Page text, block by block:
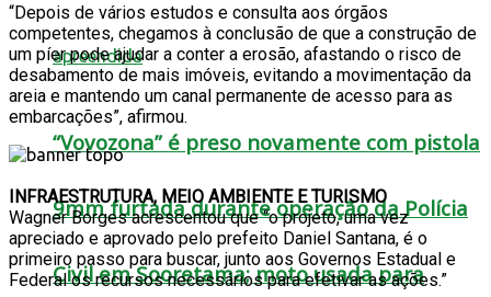
“Vovozona” é preso novamente com pistola
9mm furtada durante operação da Polícia
Civil em Sooretama; moto usada para
“Depois de vários estudos e consulta aos órgãos
competentes, chegamos à conclusão de que a construção de
um píer pode ajudar a conter a erosão, afastando o risco de
desabamento de mais imóveis, evitando a movimentação da
areia e mantendo um canal permanente de acesso para as
embarcações”, afirmou.
INFRAESTRUTURA, MEIO AMBIENTE E TURISMO
Wagner Borges acrescentou que “o projeto, uma vez
apreciado e aprovado pelo prefeito Daniel Santana, é o
primeiro passo para buscar, junto aos Governos Estadual e
Federal os recursos necessários para efetivar as ações.”